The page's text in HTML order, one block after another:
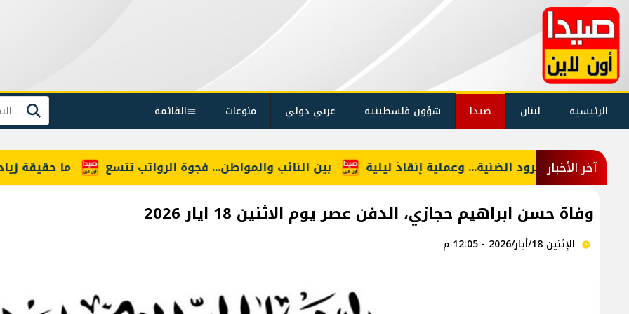
الرئيسية لبنان صيدا شؤون فلسطينية عربي دولي منوعات القائمة بحث
آخر الأخبار ما حقيقة زيادة بين النائب والمواطن... فجوة الرواتب تتسع في جرود الضنية... وعملية إنقاذ ليلية
وفاة حسن ابراهيم حجازي، الدفن عصر يوم الاثنين 18 ايار 2026
الإثنين 18/أيار/2026 - 12:05 م